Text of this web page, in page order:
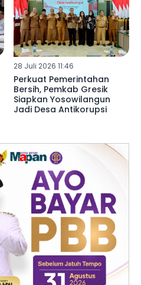
28 Juli 2026 11:46
Perkuat Pemerintahan
Bersih, Pemkab Gresik
Siapkan Yosowilangun
Jadi Desa Antikorupsi